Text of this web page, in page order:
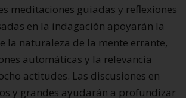
meditaciones guiadas y reflexiones
en la indagación apoyarán la
la naturaleza de la mente errante,
automáticas y la relevancia
actitudes. Las discusiones en
y grandes ayudarán a profundizar